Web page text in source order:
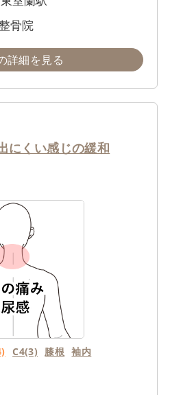
骨院
詳細を見る
にくい感じの緩和
C4(3) 膝根 袖内